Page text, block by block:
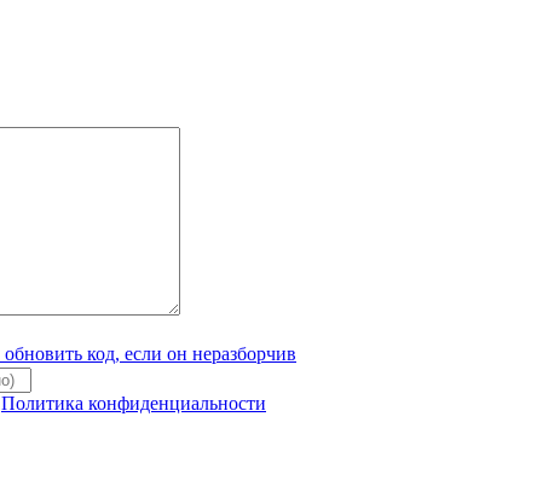
Политика конфиденциальности